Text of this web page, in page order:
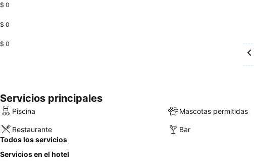
$ 0
$ 0
$ 0
Servicios principales
Piscina Mascotas permitidas
Restaurante
Bar
Todos los servicios
Servicios en el hotel